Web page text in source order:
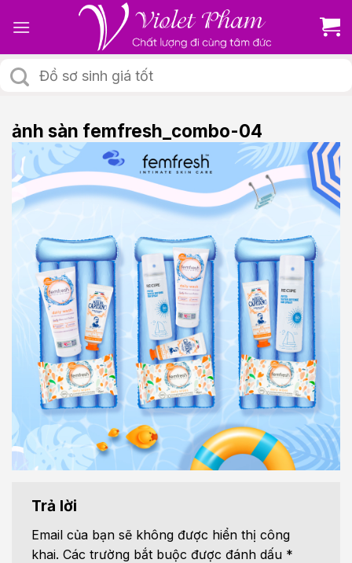
Tìm
kiếm:
ảnh sàn femfresh_combo-04
Trả lời
Email của bạn sẽ không được hiển thị công
khai. Các trường bắt buộc được đánh dấu *